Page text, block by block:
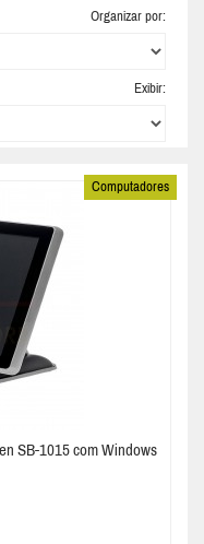
Organizar por:
Exibir:
Computadores
SB-1015 com Windows